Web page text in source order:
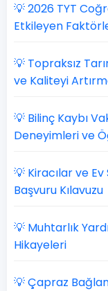
💡 2026 TYT
Etkileyen
💡 Topraksız
ve Kaliteyi
💡 Bilinç Kaybı
Deneyimleri ve
💡 Kiracılar ve Ev
Başvuru Kılavuzu
💡 Muhtarlık
Hikayeleri
💡 Çapraz